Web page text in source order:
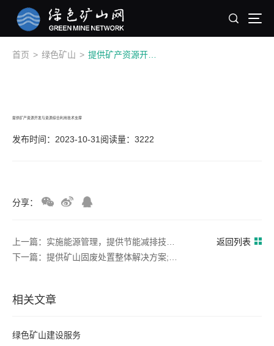
首页 > 绿色矿山 >
提供矿产资源开发与资源综合利用技术支撑
发布时间：2023-10-31 阅读量：3222
分享：
返回列表
相关文章
绿色矿山建设服务